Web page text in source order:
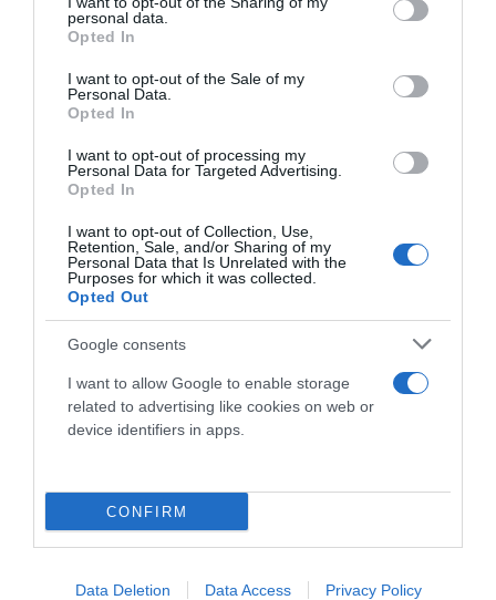
grant or deny consent to Google and its third-party tags to
use your data for below specified purposes in below Google
consent section.
personal data.
Opted In
I want to opt-out of the Sale of my
Personal Data.
Opted In
I want to opt-out of processing my
Personal Data for Targeted Advertising.
Opted In
I want to opt-out of Collection, Use,
Retention, Sale, and/or Sharing of my
Personal Data that Is Unrelated with the
Purposes for which it was collected.
Opted Out
Google consents
I want to allow Google to enable storage
related to advertising like cookies on web or
device identifiers in apps.
CONFIRM
Data Deletion Data Access Privacy Policy
Prodotti
Internorm: Infissi in pvc - pvc/alluminio -
legno/alluminio
- Finestra HF410 Internorm con essenza in
caldo legno
Ponzio: Infissi in alluminio
Griesser: Schermature solari
Alika: La tapparella orientabile di Kikau
MvLine: Tende tecniche e Zanzariere - Avvolgibili